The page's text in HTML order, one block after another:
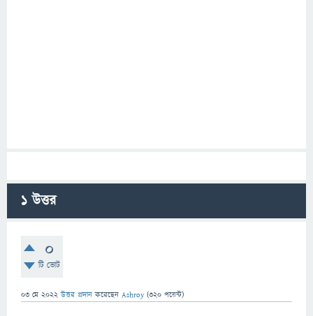
1উত্তর
0
টি ভোট
03 মে 2022 উত্তর প্রদান করেছেন Ashroy (320 পয়েন্ট)